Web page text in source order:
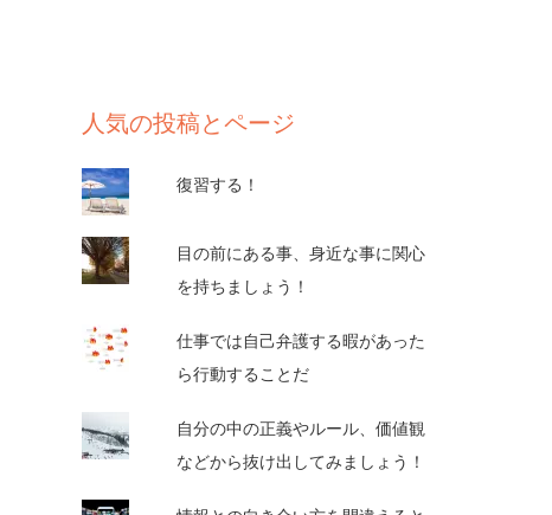
人気の投稿とページ
復習する！
目の前にある事、身近な事に関心
を持ちましょう！
仕事では自己弁護する暇があった
ら行動することだ
自分の中の正義やルール、価値観
などから抜け出してみましょう！